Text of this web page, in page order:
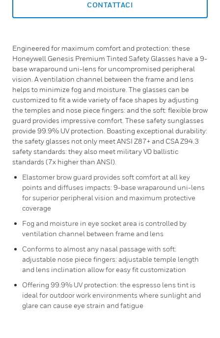
CONTATTACI
Engineered for maximum comfort and protection: these
Honeywell Genesis Premium Tinted Safety Glasses have a 9-
base wraparound uni-lens for uncompromised peripheral
vision. A ventilation channel between the frame and lens
helps to minimize fog and moisture. The glasses can be
customized to fit a wide variety of face shapes by adjusting
the temples and nose piece fingers: and the soft: flexible brow
guard provides impressive comfort. These safety sunglasses
provide 99.9% UV protection. Boasting exceptional durability:
the safety glasses not only meet ANSI Z87+ and CSA Z94.3
safety standards: they also meet military V0 ballistic
standards (7x higher than ANSI).
Elastomer brow guard provides soft comfort at all key
points and diffuses impacts: 9-base wraparound uni-lens
for superior peripheral vision and maximum protective
coverage
Fog and moisture in eye socket area is controlled by
ventilation channel between frame and lens
Conforms to almost any nasal passage with soft:
adjustable nose piece fingers: adjustable temple length
and lens inclination allow for easy fit customization
Offering 99.9% UV protection: the espresso lens tint is
ideal for outdoor work environments where sunlight and
glare can cause eye strain and fatigue